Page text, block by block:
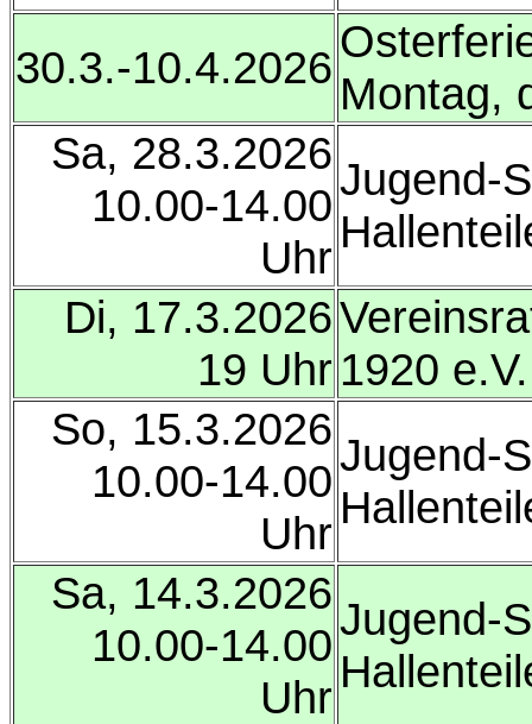
30.3.-10.4.2026
Montag,
Sa, 28.3.2026
10.00-14.00
Uhr
Jugend-
Di, 17.3.2026
19 Uhr 1920
So, 15.3.2026
10.00-14.00
Uhr
Jugend-
Sa, 14.3.2026
10.00-14.00
Uhr
Jugend-